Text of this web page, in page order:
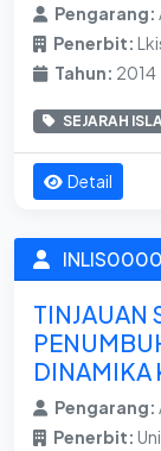
Pengarang:
Penerbit:
Tahun: 2014
SEJARAH
Detail
TINJAUAN
DINAMIKA
Pengarang:
Penerbit: